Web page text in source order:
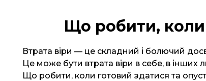
Що робити, коли
Втрата віри — це складний і болючий
Це може бути втрата віри в себе, в інших
Що робити, коли готовий здатися та